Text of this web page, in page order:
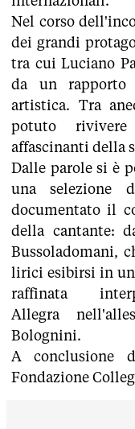
Nel corso
dei grandi
tra cui Luciano
da un rapporto
artistica. Tra
potuto
affascinanti della
Dalle parole si è
una selezione
documentato il
della cantante:
Bussoladomani,
lirici esibirsi in
raffinata
Allegra
Bolognini.
A conclusione
Fondazione